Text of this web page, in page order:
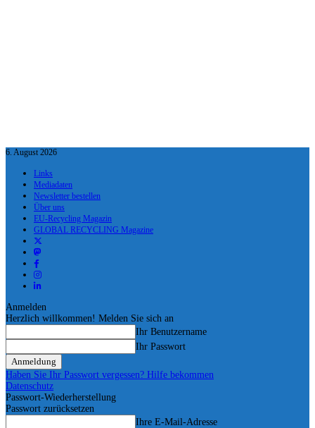
6. August 2026
Links
Mediadaten
Newsletter bestellen
Über uns
EU-Recycling Magazin
GLOBAL RECYCLING Magazine
Anmelden
Herzlich willkommen! Melden Sie sich an
Ihr Benutzername
Ihr Passwort
Haben Sie Ihr Passwort vergessen? Hilfe bekommen
Datenschutz
Passwort-Wiederherstellung
Passwort zurücksetzen
Ihre E-Mail-Adresse